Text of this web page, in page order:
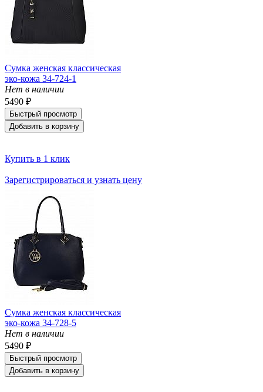
Сумка женская классическая
эко-кожа 34-724-1
Нет в наличии
5490 ₽
Быстрый просмотр
Добавить в корзину
Купить в 1 клик
Зарегистрироваться и узнать цену
Сумка женская классическая
эко-кожа 34-728-5
Нет в наличии
5490 ₽
Быстрый просмотр
Добавить в корзину